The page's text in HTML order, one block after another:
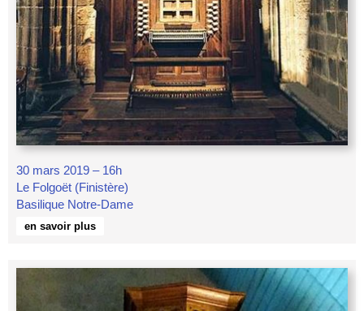
30 mars 2019 – 16h
Le Folgoët (Finistère)
Basilique Notre-Dame
en savoir plus